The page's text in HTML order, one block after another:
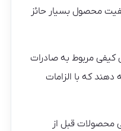
محصول بسیار حائز
کیفی مربوط به صادرات
دهند که با الزامات
محصولات قبل از